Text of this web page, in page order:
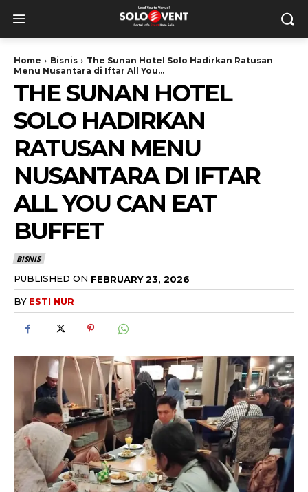
Home Bisnis
The Sunan Hotel Solo Hadirkan Ratusan
Menu Nusantara di Iftar All You...
THE SUNAN HOTEL
SOLO HADIRKAN
RATUSAN MENU
NUSANTARA DI IFTAR
ALL YOU CAN EAT
BUFFET
BISNIS
PUBLISHED ON FEBRUARY 23, 2026
BY ESTI NUR